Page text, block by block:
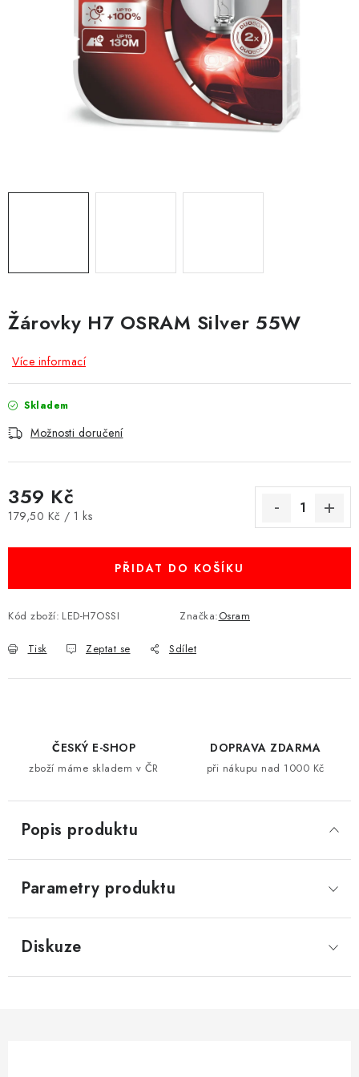
Obchodní podmínky
Podmínky ochrany osobních údajů
Moje objednávka
Žárovky H7 OSRAM Silver 55W
Více informací
Skladem
Možnosti doručení
359 Kč
Měrná cena:
179,50 Kč / 1 ks
PŘIDAT DO KOŠÍKU
Kód zboží: LED-H7OSSI Značka:Osram
Tisk Zeptat se Sdílet
ČESKÝ E-SHOP
zboží máme skladem v ČR
DOPRAVA ZDARMA
při nákupu nad 1000 Kč
Popis produktu
Parametry produktu
Diskuze